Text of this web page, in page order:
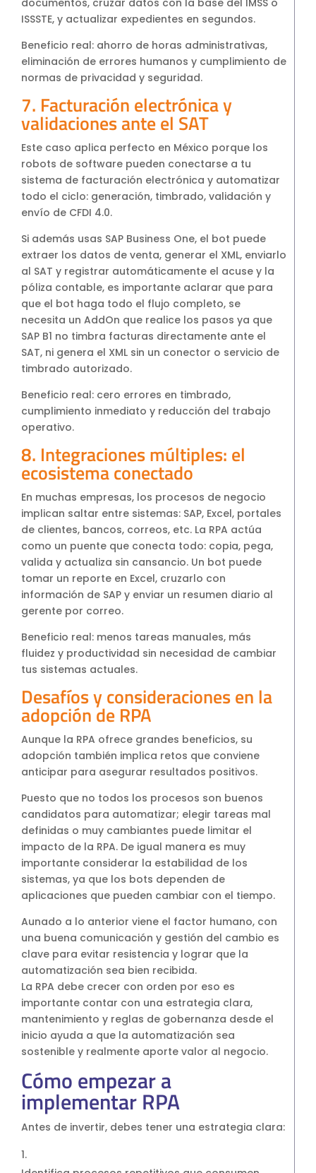
ISSSTE, y actualizar expedientes en segundos.
Beneficio real: ahorro de horas administrativas,
eliminación de errores humanos y cumplimiento de
normas de privacidad y seguridad.
7. Facturación electrónica y
validaciones ante el SAT
Este caso aplica perfecto en México porque los
robots de software pueden conectarse a tu
sistema de facturación electrónica y automatizar
todo el ciclo: generación, timbrado, validación y
envío de CFDI 4.0.
Si además usas SAP Business One, el bot puede
extraer los datos de venta, generar el XML, enviarlo
al SAT y registrar automáticamente el acuse y la
póliza contable, es importante aclarar que para
que el bot haga todo el flujo completo, se
necesita un AddOn que realice los pasos ya que
SAP B1 no timbra facturas directamente ante el
SAT, ni genera el XML sin un conector o servicio de
timbrado autorizado.
Beneficio real: cero errores en timbrado,
cumplimiento inmediato y reducción del trabajo
operativo.
8. Integraciones múltiples: el
ecosistema conectado
En muchas empresas, los procesos de negocio
implican saltar entre sistemas: SAP, Excel, portales
de clientes, bancos, correos, etc. La RPA actúa
como un puente que conecta todo: copia, pega,
valida y actualiza sin cansancio. Un bot puede
tomar un reporte en Excel, cruzarlo con
información de SAP y enviar un resumen diario al
gerente por correo.
Beneficio real: menos tareas manuales, más
fluidez y productividad sin necesidad de cambiar
tus sistemas actuales.
Desafíos y consideraciones en la
adopción de RPA
Aunque la RPA ofrece grandes beneficios, su
adopción también implica retos que conviene
anticipar para asegurar resultados positivos.
Puesto que no todos los procesos son buenos
candidatos para automatizar; elegir tareas mal
definidas o muy cambiantes puede limitar el
impacto de la RPA. De igual manera es muy
importante considerar la estabilidad de los
sistemas, ya que los bots dependen de
aplicaciones que pueden cambiar con el tiempo.
Aunado a lo anterior viene el factor humano, con
una buena comunicación y gestión del cambio es
clave para evitar resistencia y lograr que la
automatización sea bien recibida.
La RPA debe crecer con orden por eso es
importante contar con una estrategia clara,
mantenimiento y reglas de gobernanza desde el
inicio ayuda a que la automatización sea
sostenible y realmente aporte valor al negocio.
Cómo empezar a
implementar RPA
Antes de invertir, debes tener una estrategia clara: